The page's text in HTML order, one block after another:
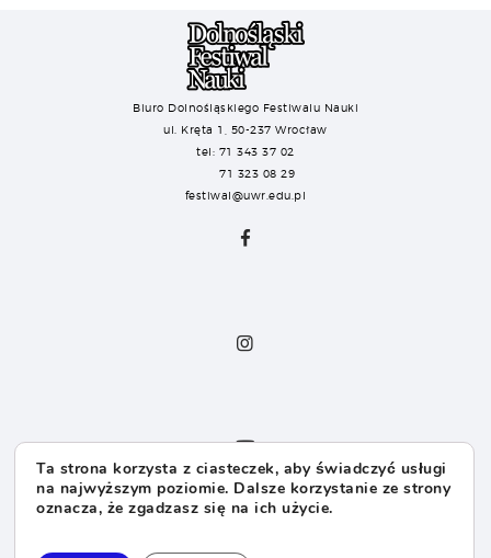
Biuro Dolnośląskiego Festiwalu Nauki
ul. Kręta 1, 50-237 Wrocław
tel: 71 343 37 02
71 323 08 29
festiwal@uwr.edu.pl
Dla Mediów
Ta strona korzysta z ciasteczek, aby świadczyć usługi
na najwyższym poziomie. Dalsze korzystanie ze strony
oznacza, że zgadzasz się na ich użycie.